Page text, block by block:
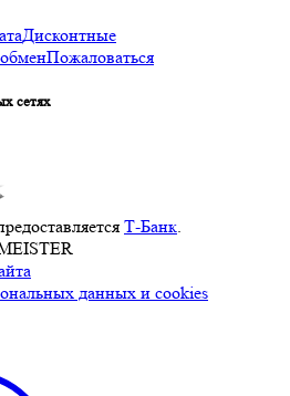
Дисконтные
Пожаловаться
сетях
Т-Банк.
данных и cookies